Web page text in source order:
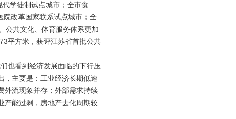
学徒制试点城市；全市食
院改革国家联系试点城市；全
公共文化、体育服务体系更加
平方米，获评江苏省首批公共
也看到经济发展面临的下行压
，主要是：工业经济长期低速
外流现象并存；外部需求持续
产能过剩，房地产去化周期较